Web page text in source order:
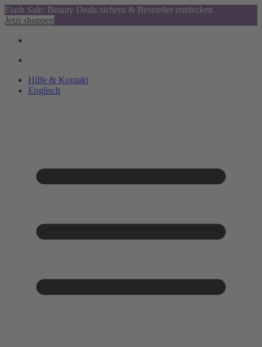
Flash Sale: Beauty Deals sichern & Bestseller entdecken
Jetzt shoppen
Hilfe & Kontakt
Englisch